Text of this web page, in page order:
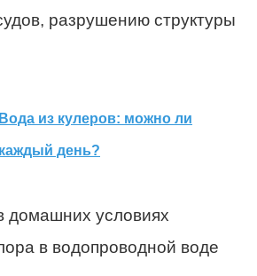
разрушению структуры
Вода из кулеров: можно ли
день?
домашних условиях
в водопроводной воде